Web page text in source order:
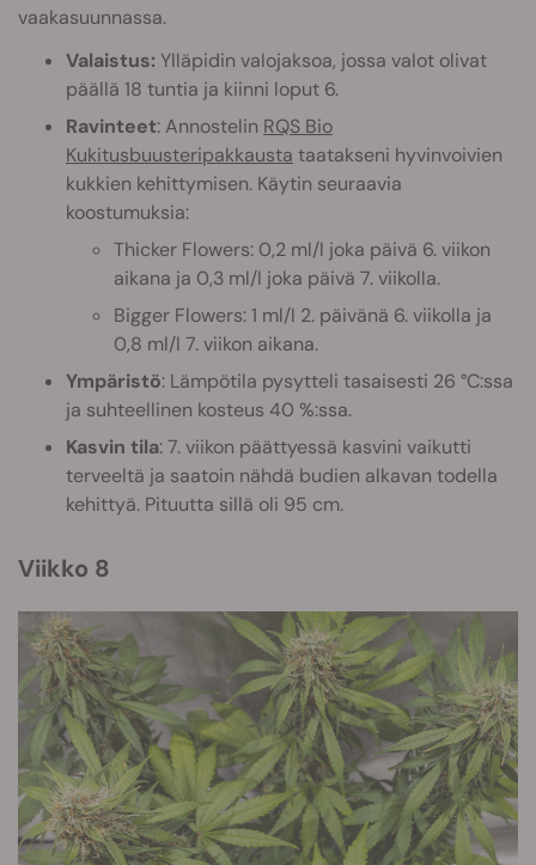
vaakasuunnassa.
Valaistus: Ylläpidin valojaksoa, jossa valot olivat
päällä 18 tuntia ja kiinni loput 6.
Ravinteet: Annostelin RQS Bio
Kukitusbuusteripakkausta taatakseni hyvinvoivien
kukkien kehittymisen. Käytin seuraavia
koostumuksia:
Thicker Flowers: 0,2 ml/l joka päivä 6. viikon
aikana ja 0,3 ml/l joka päivä 7. viikolla.
Bigger Flowers: 1 ml/l 2. päivänä 6. viikolla ja
0,8 ml/l 7. viikon aikana.
Ympäristö: Lämpötila pysytteli tasaisesti 26 °C:ssa
ja suhteellinen kosteus 40 %:ssa.
Kasvin tila: 7. viikon päättyessä kasvini vaikutti
terveeltä ja saatoin nähdä budien alkavan todella
kehittyä. Pituutta sillä oli 95 cm.
Viikko 8